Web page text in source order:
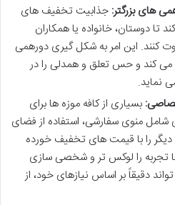
های بزرگتر: جذابیت تخفیف های
تا دوستان، خانواده یا همکاران
کنند. این امر به شکل گیری دورهمی
می کند و حس تعلق و همدلی را در
نماید.
بسیاری از کافه موزه ها برای
شامل منوی سفارشی، استفاده از فضای
دیگر را با قیمت های تخفیف خورده
تجربه را لوکس تر و شخصی سازی
دقیقاً بر اساس نیازهای خود، از